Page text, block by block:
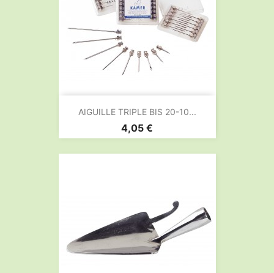
AIGUILLE TRIPLE BIS 20-10...
Prix
4,05 €